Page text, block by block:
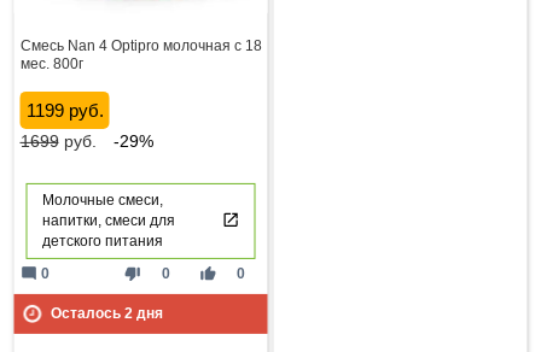
Смесь Nan 4 Optipro молочная с 18
мес. 800г
1199 руб.
1699руб. -29%
Молочные смеси,
напитки, смеси для
детского питания
thumb_down 0 thumb_up 0
mode_comment 0
Осталось 2дня